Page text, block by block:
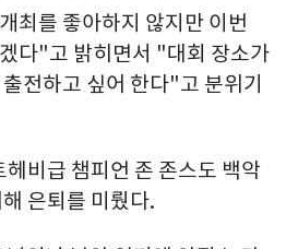
최를 좋아하지 않지만 이번
다"고 밝히면서 "대회 장소가
전하고 싶어 한다"고 분위기
비급 챔피언 존 존스도 백악
은퇴를 미뤘다.